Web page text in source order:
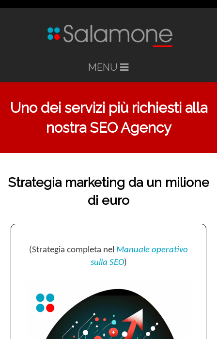
MENU
Uno dei servizi più richiesti alla
nostra SEO Agency
Strategia marketing da un milione
di euro
(Strategia completa nel Manuale operativo
sulla SEO)